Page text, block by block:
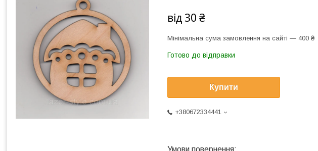
від 30 ₴
Мінімальна сума замовлення на сайті — 400 ₴
Готово до відправки
Купити
+380672334441